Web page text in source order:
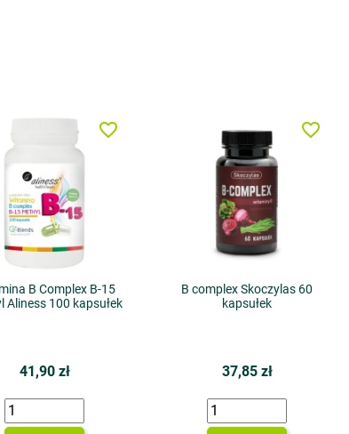
B Complex B-15
Aliness 100 kapsułek
41,90 zł
favorite_border
B complex Skoczylas 60
kapsułek
37,85 zł
favorite_border